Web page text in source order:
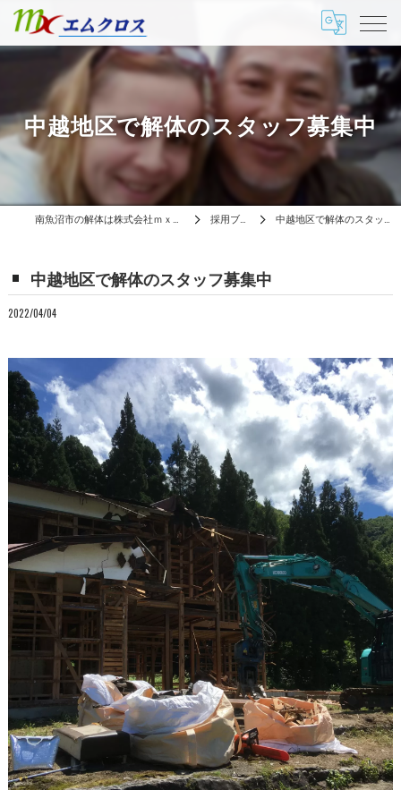
中越地区で解体のスタッフ募集中
採用ブログ 中越地区で解体のスタッフ募集中
中越地区で解体のスタッフ募集中
2022/04/04